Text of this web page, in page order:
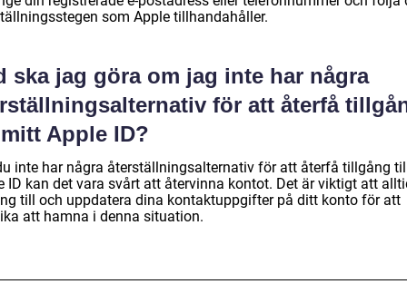
som Apple tillhandahåller.
ska jag göra om jag inte har några
för att återfå
Apple ID?
inte har några återställningsalternativ för att återfå tillgång
ID kan det vara svårt att återvinna kontot. Det är viktigt att
till och uppdatera dina kontaktuppgifter på ditt konto för att
att hamna i denna situation.